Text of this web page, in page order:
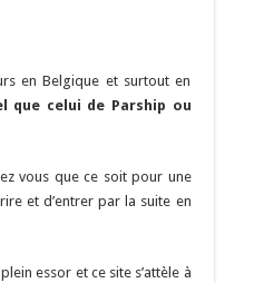
en Belgique et surtout en
que celui de Parship ou
vous que ce soit pour une
et d’entrer par la suite en
essor et ce site s’attèle à